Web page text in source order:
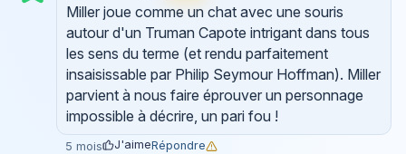
Miller joue comme un chat avec une souris
autour d'un Truman Capote intrigant dans tous
les sens du terme (et rendu parfaitement
insaisissable par Philip Seymour Hoffman). Miller
parvient à nous faire éprouver un personnage
impossible à décrire, un pari fou !
5 mois J'aimeRépondre